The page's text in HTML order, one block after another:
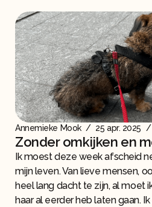
Annemieke Mook / 25 apr. 2025 /
Zonder omkijken en
Ik moest deze week afscheid
mijn leven. Van lieve mensen,
heel lang dacht te zijn, al moet
haar al eerder heb laten gaan.